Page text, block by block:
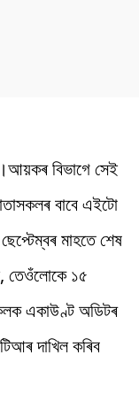
বিভাগে সেই
বাবে এইটো
মাহতে শেষ
তেওঁলোকে ১৫
একাউণ্ট অডিটৰ
দাখিল কৰিব